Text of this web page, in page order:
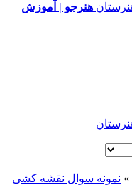
هنرجو | آموزش
» نمونه سوال نقشه کشی